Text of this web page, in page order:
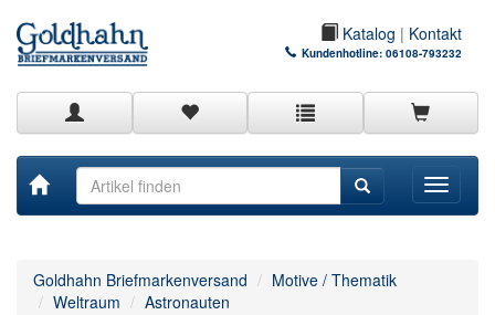
Katalog | Kontakt
Kundenhotline: 06108-793232
Toggle
Goldhahn Briefmarkenversand
Motive / Thematik
Weltraum
Astronauten